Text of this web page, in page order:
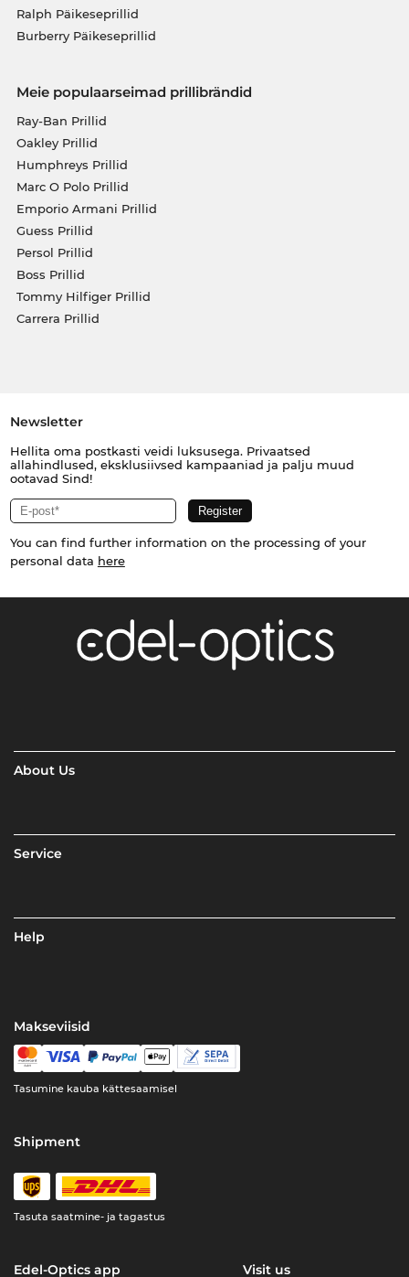
Ralph Päikeseprillid
Burberry Päikeseprillid
Meie populaarseimad prillibrändid
Ray-Ban Prillid
Oakley Prillid
Humphreys Prillid
Marc O Polo Prillid
Emporio Armani Prillid
Guess Prillid
Persol Prillid
Boss Prillid
Tommy Hilfiger Prillid
Carrera Prillid
Newsletter
Hellita oma postkasti veidi luksusega. Privaatsed
allahindlused, eksklusiivsed kampaaniad ja palju muud
ootavad Sind!
You can find further information on the processing of your
personal data here
About Us
Service
Help
Makseviisid
Tasumine kauba kättesaamisel
Shipment
Tasuta saatmine- ja tagastus
Edel-Optics app Visit us